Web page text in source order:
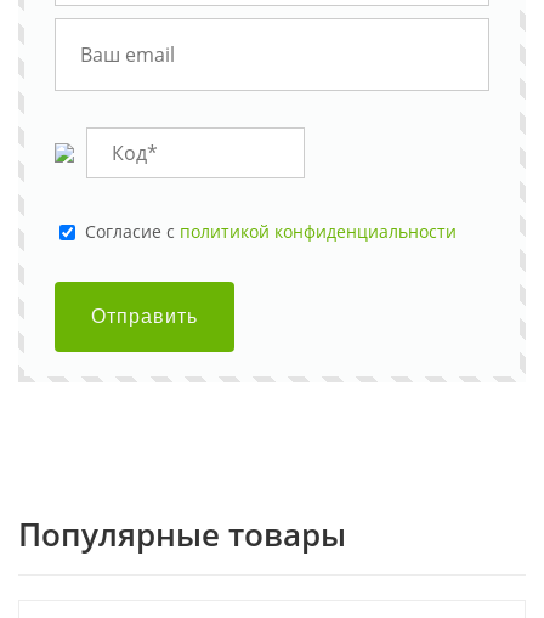
Cогласие с политикой конфиденциальности
Отправить
Популярные товары